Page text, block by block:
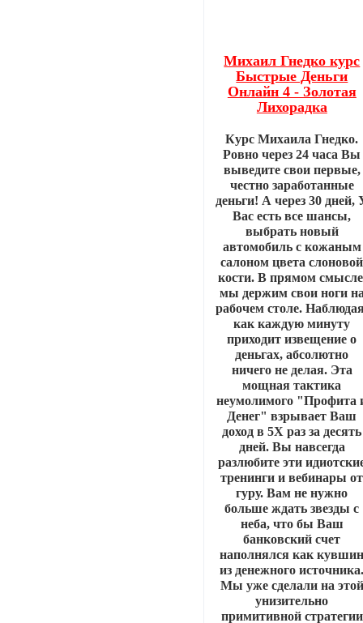
Михаил Гнедко курс
Быстрые Деньги
Онлайн 4 - Золотая
Лихорадка
Курс Михаила Гнедко.
Ровно через 24 часа Вы
выведите свои первые,
честно заработанные
деньги! А через 30 дней,
Вас есть все шансы,
выбрать новый
автомобиль с кожаным
салоном цвета слоновой
кости. В прямом
мы держим свои ноги
рабочем столе.
как каждую минуту
приходит извещение о
деньгах, абсолютно
ничего не делая. Эта
мощная тактика
неумолимого "Профита
Денег" взрывает Ваш
доход в 5Х раз за десять
дней. Вы навсегда
разлюбите эти
тренинги и вебинары от
гуру. Вам не нужно
больше ждать звезды с
неба, что бы Ваш
банковский счет
наполнялся как
из денежного
Мы уже сделали на этой
унизительно
примитивной стратегии